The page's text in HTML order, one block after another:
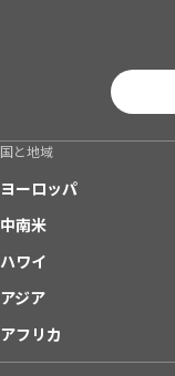
国と地域
ヨーロッパ
中南米
ハワイ
アジア
アフリカ